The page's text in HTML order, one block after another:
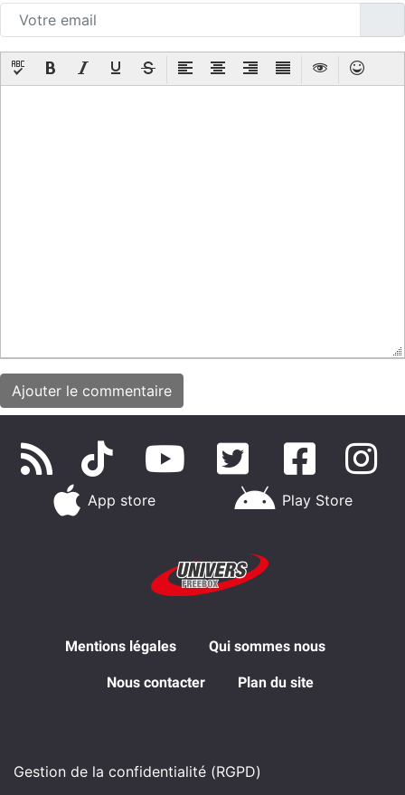
App store Play Store
Mentions légales Qui sommes nous
Nous contacter Plan du site
Gestion de la confidentialité (RGPD)